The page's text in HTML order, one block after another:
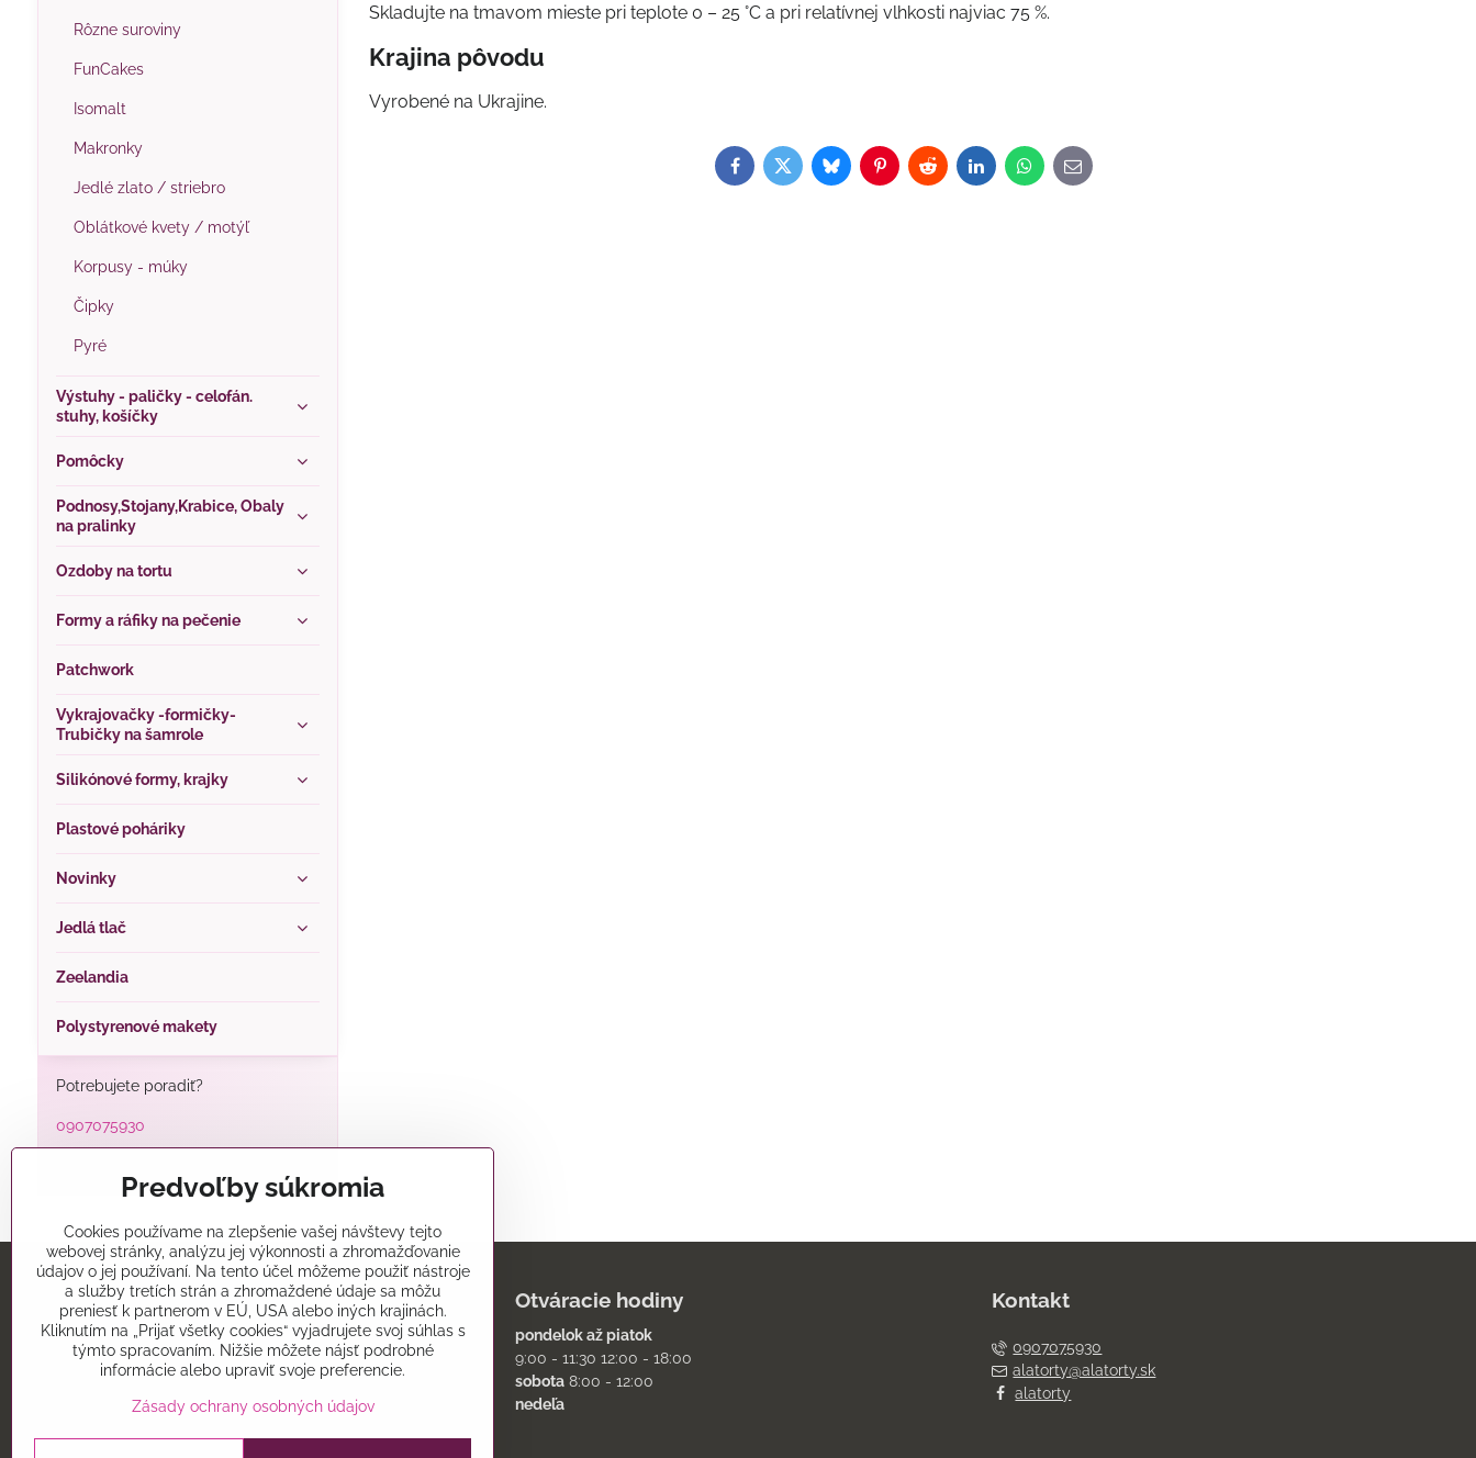
Skladujte na tmavom mieste pri teplote 0 – 25 °C a pri relatívnej vlhkosti najviac 75 %.
Krajina pôvodu
Vyrobené na Ukrajine.
Facebook
TwitterBlueskyPinterestRedditLinkedInWhatsApp
E-
mail
Rôzne suroviny
FunCakes
Isomalt
Makronky
Jedlé zlato / striebro
Oblátkové kvety / motýľ
Korpusy - múky
Čipky
Pyré
Výstuhy - paličky - celofán.
stuhy, košíčky
Pomôcky
Podnosy,Stojany,Krabice, Obaly
na pralinky
Ozdoby na tortu
Formy a ráfiky na pečenie
Patchwork
Vykrajovačky -formičky-
Trubičky na šamrole
Silikónové formy, krajky
Plastové poháriky
Novinky
Jedlá tlač
Zeelandia
Polystyrenové makety
Potrebujete poradiť?
0907075930
Predajňa
Alatorty
Mikovíniho 15
Trnava 91701
Otváracie hodiny
pondelok až piatok
9:00 - 11:30 12:00 - 18:00
sobota8:00 - 12:00
nedeľa
Kontakt
0907075930
alatorty@alatorty.sk
alatorty
Predvoľby súkromia
Cookies používame na zlepšenie vašej návštevy tejto
webovej stránky, analýzu jej výkonnosti a zhromažďovanie
údajov o jej používaní. Na tento účel môžeme použiť nástroje
a služby tretích strán a zhromaždené údaje sa môžu
preniesť k partnerom v EÚ, USA alebo iných krajinách.
Kliknutím na „Prijať všetky cookies“ vyjadrujete svoj súhlas s
týmto spracovaním. Nižšie môžete nájsť podrobné
informácie alebo upraviť svoje preferencie.
Zásady ochrany osobných údajov